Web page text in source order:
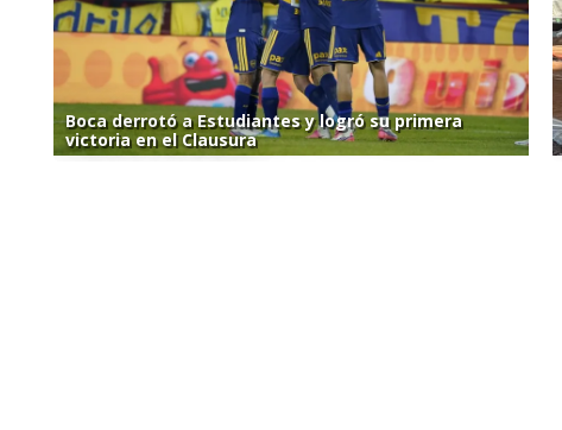
Boca derrotó a Estudiantes y logró su primera
victoria en el Clausura